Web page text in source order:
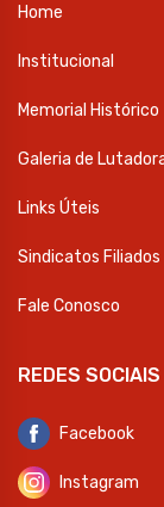
Home
Institucional
Memorial Histórico
Galeria de
Links Úteis
Sindicatos Filiados
Fale Conosco
REDES SOCIAIS
Facebook
Instagram